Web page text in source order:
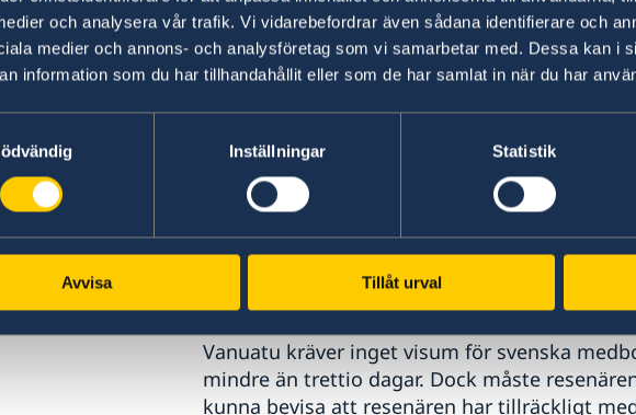
och analysera vår trafik. Vi vidarebefordrar även sådana identifierare och
medier och annons- och analysföretag som vi samarbetar med. Dessa kan i
information som du har tillhandahållit eller som de har samlat in när du har
Inställningar Statistik
Avvisa Tillåt urval
In- och
Tänk på att in- och utreseregler kan ändras
Passets giltighetstid
För att resa in i landet krävs att resenärens
Vanuatu kräver inget visum för svenska
mindre än trettio dagar. Dock måste
kunna bevisa att resenären har tillräckligt